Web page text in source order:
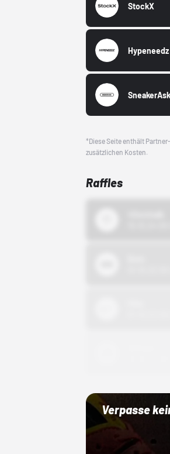
StockX
Hypeneedz
SneakerAsk
*Diese Seite enthält
zusätzlichen Kosten.
Raffles
Verpasse